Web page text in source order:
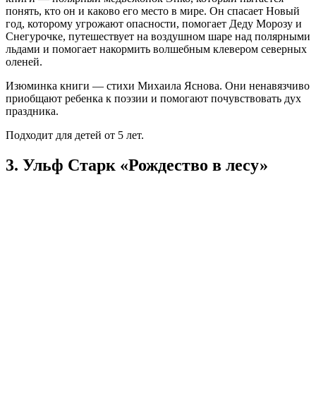
понять, кто он и каково его место в мире. Он спасает Новый
год, которому угрожают опасности, помогает Деду Морозу и
Снегурочке, путешествует на воздушном шаре над полярными
льдами и помогает накормить волшебным клевером северных
оленей.
Изюминка книги — стихи Михаила Яснова. Они ненавязчиво
приобщают ребенка к поэзии и помогают почувствовать дух
праздника.
Подходит для детей от 5 лет.
3. Ульф Старк «Рождество в лесу»